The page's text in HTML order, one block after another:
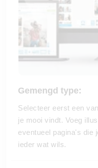
Gemengd type:
Selecteer eerst een
je mooi vindt. Voeg
eventueel pagina's die
ieder wat wils.